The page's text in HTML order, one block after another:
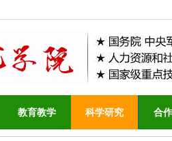
教育教学 科学研究 合